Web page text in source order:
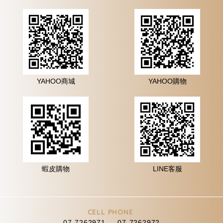
YAHOO商城 YAHOO購物
蝦皮購物 LINE客服
CELL PHONE